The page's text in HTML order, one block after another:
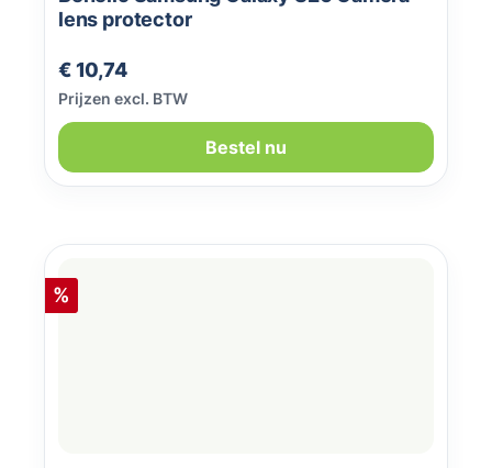
lens protector
Normale prijs:
€ 10,74
Prijzen excl. BTW
Bestel nu
Korting
%